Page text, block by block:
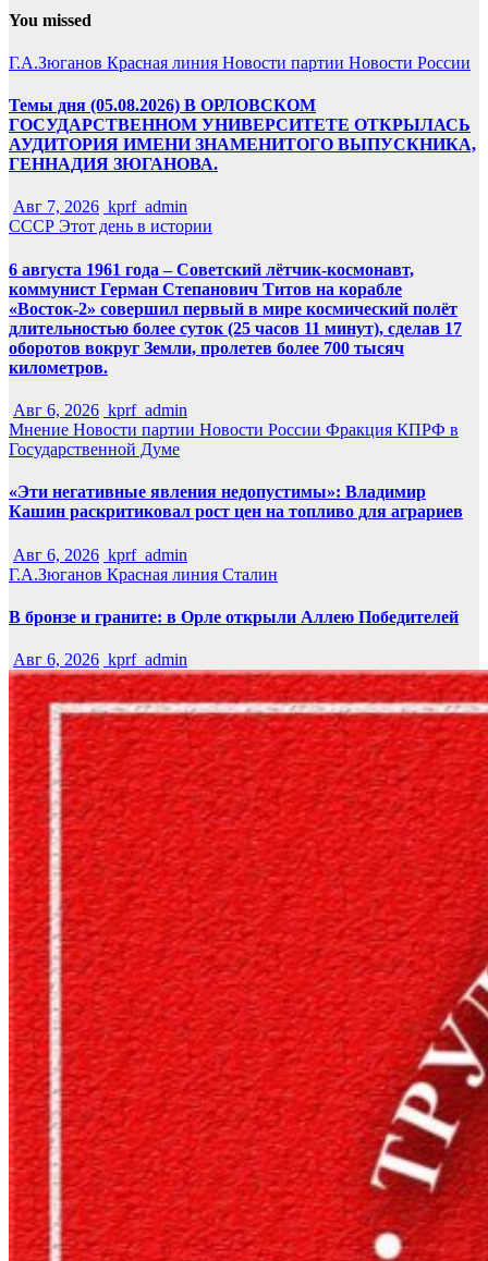
You missed
Г.А.Зюганов Красная линия Новости партии Новости России
Темы дня (05.08.2026) В ОРЛОВСКОМ
ГОСУДАРСТВЕННОМ УНИВЕРСИТЕТЕ ОТКРЫЛАСЬ
АУДИТОРИЯ ИМЕНИ ЗНАМЕНИТОГО ВЫПУСКНИКА,
ГЕННАДИЯ ЗЮГАНОВА.
Авг 7, 2026 kprf_admin
СССР Этот день в истории
6 августа 1961 года – Советский лётчик-космонавт,
коммунист Герман Степанович Титов на корабле
«Восток-2» совершил первый в мире космический полёт
длительностью более суток (25 часов 11 минут), сделав 17
оборотов вокруг Земли, пролетев более 700 тысяч
километров.
Авг 6, 2026 kprf_admin
Мнение Новости партии Новости России Фракция КПРФ в
Государственной Думе
«Эти негативные явления недопустимы»: Владимир
Кашин раскритиковал рост цен на топливо для аграриев
Авг 6, 2026 kprf_admin
Г.А.Зюганов Красная линия Сталин
В бронзе и граните: в Орле открыли Аллею Победителей
Авг 6, 2026 kprf_admin